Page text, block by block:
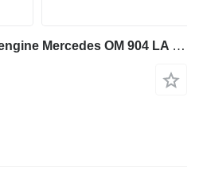
Mercedes-Benz AC 100 engine Mercedes OM 904 LA 907.940-00-190476 motor voor kraanwagen